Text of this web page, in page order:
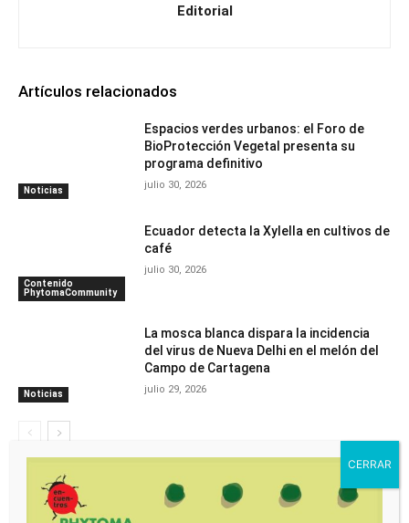
Editorial
Artículos relacionados
Noticias
Espacios verdes urbanos: el Foro de
BioProtección Vegetal presenta su
programa definitivo
julio 30, 2026
Contenido
PhytomaCommunity
Ecuador detecta la Xylella en cultivos de
café
julio 30, 2026
Noticias
La mosca blanca dispara la incidencia
del virus de Nueva Delhi en el melón del
Campo de Cartagena
julio 29, 2026